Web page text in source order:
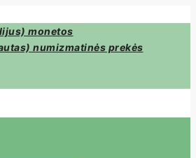
monetos
numizmatinės prekės